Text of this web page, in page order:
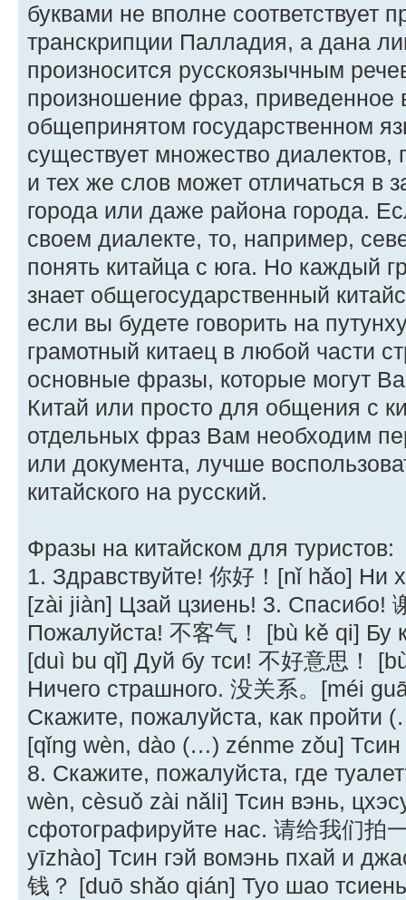
буквами не вполне соответствует
транскрипции Палладия, а дана
произносится русскоязычным
произношение фраз, приведенное
общепринятом государственном
существует множество
и тех же слов может отличаться в
города или даже района города.
своем диалекте, то, например,
понять китайца с юга. Но каждый
знает общегосударственный
если вы будете говорить на
грамотный китаец в любой части
основные фразы, которые могут
Китай или просто для общения с
отдельных фраз Вам необходим
или документа, лучше
китайского на русский.
Фразы на китайском для туристов:
1. Здравствуйте! 你好！[nǐ hǎo] Ни
[zài jiàn] Цзай цзиень! 3. Спасибо!
Пожалуйста! 不客气！ [bù kě qi] Бу
[duì bu qǐ] Дуй бу тси! 不好意思！
Ничего страшного. 没关系。[méi
Скажите, пожалуйста, как
[qǐng wèn, dào (…) zénme zǒu]
8. Скажите, пожалуйста, где
wèn, cèsuǒ zài nǎli] Тсин вэнь,
сфотографируйте нас. 请给我们拍
yīzhào] Тсин гэй вомэнь пхай и
钱？ [duō shǎo qián] Туо шао